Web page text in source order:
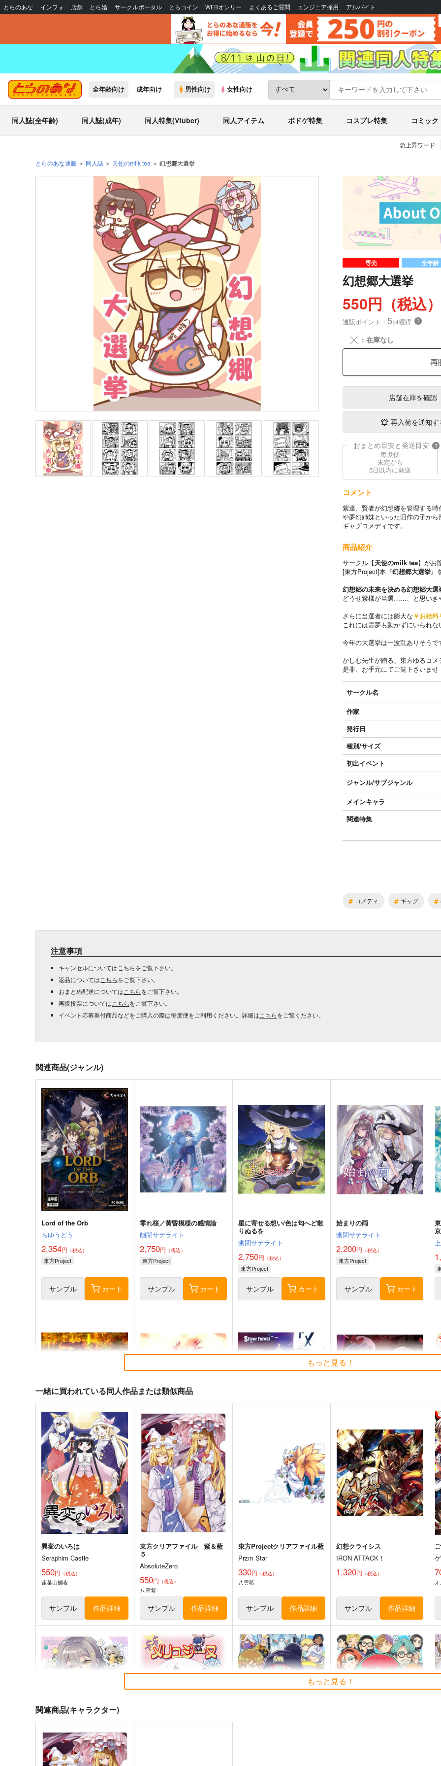
とらのあな インフォ 店舗 とら婚 サークルポータル とらコイン WEBオンリー よくあるご質問 エンジニア採用 アルバイト
全年齢向け 成年向け 男性向け 女性向け
同人誌(全年齢) 同人誌(成年) 同人特集(Vtuber) 同人アイテム ボドゲ特集 コスプレ特集 コミッ
急上昇ワード:
とらのあな通販 同人誌 天使のmilk tea 幻想郷大選挙
専売 全年齢
幻想郷大選挙
550円（税込）
通販ポイント： 5pt獲得 ？
╳ ：在庫なし
再
店舗在庫を確認
再入荷を通知す
おまとめ目安と発送目安 ?
毎度便
未定から
5日以内に発送
コメント
紫達、賢者が幻想郷を管理する
や夢幻姉妹といった旧作の子か
ギャグコメディです。
商品紹介
サークル【天使のmilk tea】がお
[東方Project]本『幻想郷大選挙』
幻想郷の未来を決める幻想郷大選
どうせ紫様が当選……、と思いき
さらに当選者には膨大な ￥お給料
これには霊夢も動かずにいられな
今年の大選挙は一波乱ありそうで
かしむ先生が贈る、東方ゆるコメ
是非、お手元にてご覧下さいませ
サークル名
作家
発行日
種別/サイズ
初出イベント
ジャンル/サブジャンル
メインキャラ
関連特集
# コメディ # ギャグ #
注意事項
キャンセルについては こちらをご覧下さい。
返品については こちらをご覧下さい。
おまとめ配送については こちらをご覧下さい。
再販投票については こちらをご覧下さい。
イベント応募券付商品などをご購入の際は毎度便をご利用ください。詳細は こちらをご覧ください。
関連商品(ジャンル)
Lord of the Orb
ちゆうどう
2,354円 （税込）
東方Project
サンプル カート
零れ桜／黄昏模様の感情論
幽閉サテライト
2,750円 （税込）
東方Project
サンプル カート
星に寄せる想い/色は匂へど散
りぬるを
幽閉サテライト
2,750円 （税込）
東方Project
サンプル カート
始まりの雨
幽閉サテライト
2,200円 （税込）
東方Project
サンプル カート
東方剛欲異聞～水没した沈愁
地獄
黄昏フロンティア
2,200円（税込）
東方Project
サンプル カート
東方紅魔郷～
the Embodiment of Scarlet
Devil～
上海アリス幻樂団
1,100円（税込）
東方Project
サンプル カート
Clutch Shooter #05
（税込）
十六夜 咲夜
必然のカタストロフィ／
Magical-マジカル-
少女フラクタル
2,750円（税込）
東方Project
サンプル カート
787円（税込）
東方Project
サンプル カート
風見幽香は「楽」したい
ババソイヤー
チルノという少女ー純文学チ
東方Project風-心非公式
HandBook
もっと見る！
一緒に買われている同人作品または類似商品
異変のいろは
Seraphim Castle
550円 （税込）
蓬莱山輝夜
サンプル 作品詳細
東方クリアファイル 紫＆藍
５
AbsoluteZero
550円 （税込）
八雲紫
サンプル 作品詳細
東方Projectクリアファイル藍
Przm Star
330円 （税込）
八雲藍
サンプル 作品詳細
幻想クライシス
IRON ATTACK！
1,320円 （税込）
サンプル 作品詳細
もっと見る！
関連商品(キャラクター)